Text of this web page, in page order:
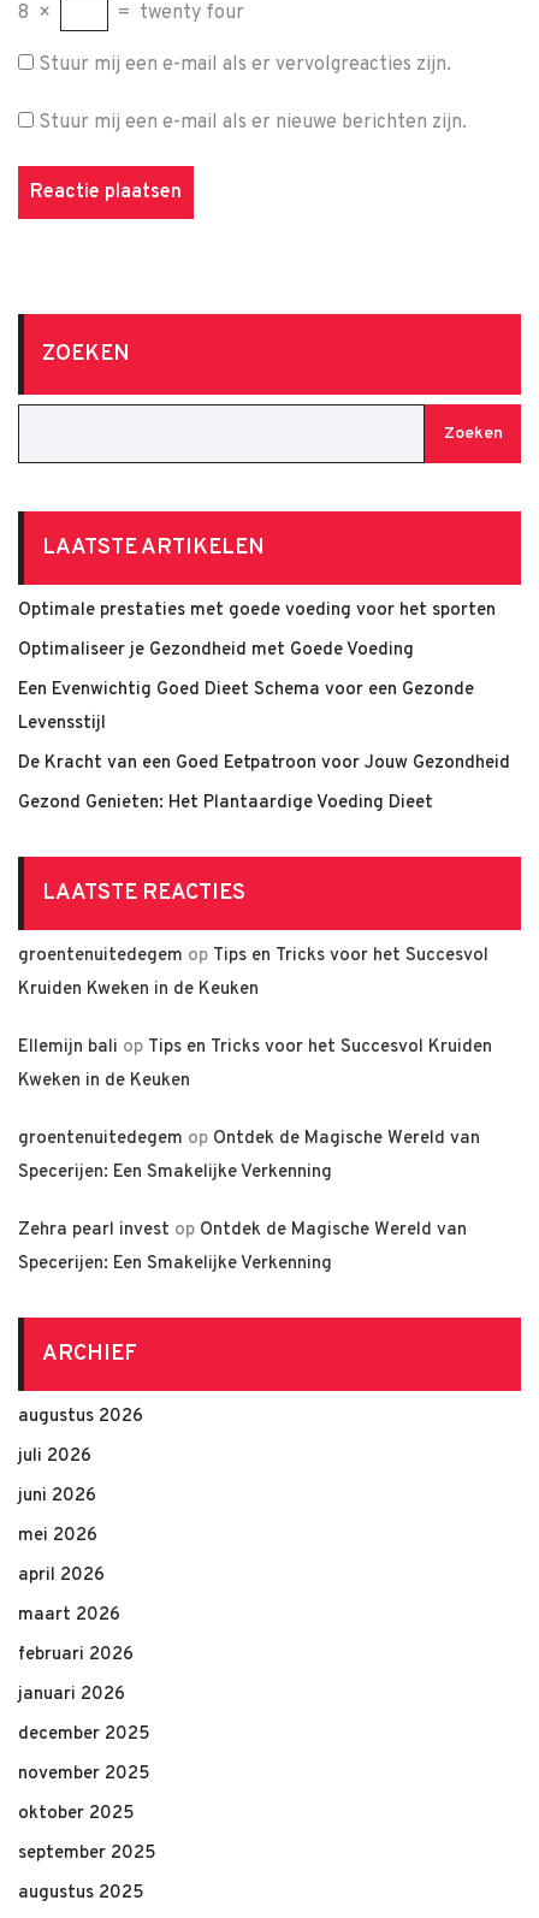
8 × = twenty four
Stuur mij een e-mail als er vervolgreacties zijn.
Stuur mij een e-mail als er nieuwe berichten zijn.
ZOEKEN
Zoeken
LAATSTE ARTIKELEN
Optimale prestaties met goede voeding voor het sporten
Optimaliseer je Gezondheid met Goede Voeding
Een Evenwichtig Goed Dieet Schema voor een Gezonde
Levensstijl
De Kracht van een Goed Eetpatroon voor Jouw Gezondheid
Gezond Genieten: Het Plantaardige Voeding Dieet
LAATSTE REACTIES
groentenuitedegem op Tips en Tricks voor het Succesvol
Kruiden Kweken in de Keuken
Ellemijn bali op Tips en Tricks voor het Succesvol Kruiden
Kweken in de Keuken
groentenuitedegem op Ontdek de Magische Wereld van
Specerijen: Een Smakelijke Verkenning
Zehra pearl invest op Ontdek de Magische Wereld van
Specerijen: Een Smakelijke Verkenning
ARCHIEF
augustus 2026
juli 2026
juni 2026
mei 2026
april 2026
maart 2026
februari 2026
januari 2026
december 2025
november 2025
oktober 2025
september 2025
augustus 2025